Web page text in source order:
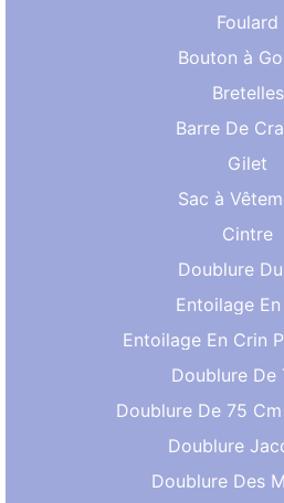
Foulard
Bouton à
Bretelles
Barre De
Gilet
Sac à
Cintre
Doublure
Entoilage
Entoilage En Crin
Doublure De
Doublure De 75
Doublure
Doublure Des